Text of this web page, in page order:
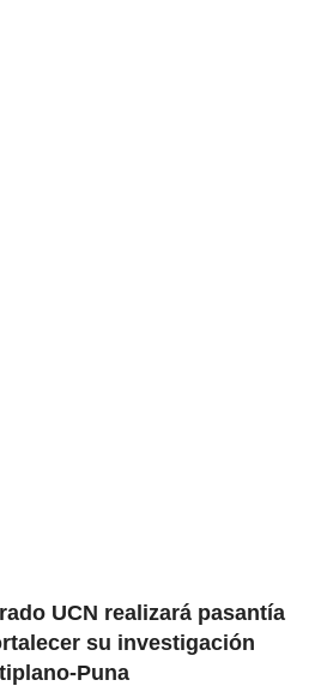
UCN realizará pasantía
su investigación
Puna